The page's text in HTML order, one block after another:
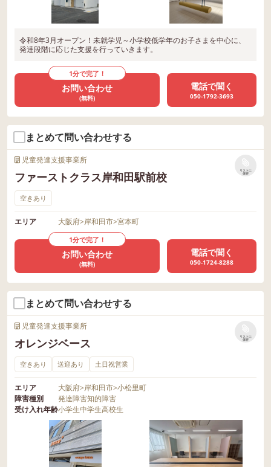
令和8年3月オープン！未就学児～小学校低学年のお子さまを中心に、
発達段階に応じた支援を行っていきます。
1分で完了！
お問い合わせ
(無料)
電話で聞く
050-1792-3693
まとめて問い合わせする
児童発達支援事業所
ファーストクラス岸和田駅前校
リストに
保存
空きあり
エリア 大阪府>岸和田市>宮本町
1分で完了！
お問い合わせ
(無料)
電話で聞く
050-1724-8288
まとめて問い合わせする
児童発達支援事業所
オレンジベース
リストに
保存
空きあり 送迎あり 土日祝営業
エリア 大阪府>岸和田市>小松里町
障害種別
発達障害知的障害
受け入れ年齢小学生中学生高校生